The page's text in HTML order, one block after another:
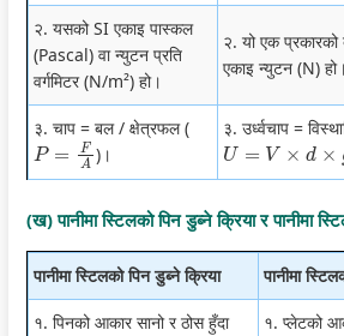
२. यसको SI एकाइ पास्कल
(Pascal) वा न्युटन प्रति
वर्गमिटर (N/m²) हो।
२. यो एक
एकाइ न्युटन (N) हो।
३. चाप = बल / क्षेत्रफल (
P=FA
)।
३. उर्ध्वचाप =
U=V×d×g
(ख) पानीमा स्टिलको पिन डुब्ने क्रिया र पानीमा
पानीमा स्टिलको पिन डुब्ने क्रिया पानीमा
१. पिनको आकार सानो र ठोस हुँदा
१. प्लेटको